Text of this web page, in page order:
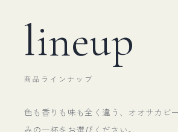
lineup
商品ラインナップ
色も香りも味も全く違う、オオサカビ
みの一杯をお選びください。